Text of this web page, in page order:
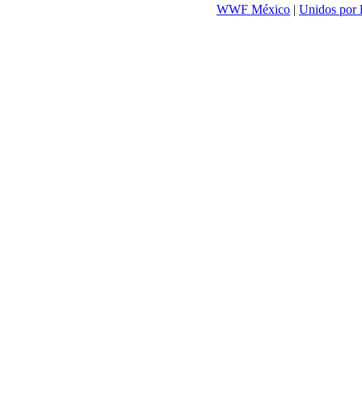
WWF México | Unidos por